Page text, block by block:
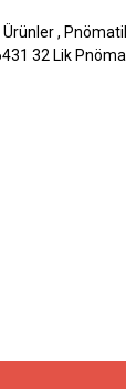
,
32 Lik